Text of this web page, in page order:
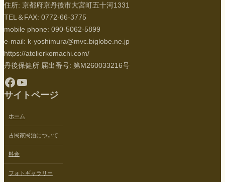
住所: 京都府京丹後市大宮町五十河1331
TEL＆FAX: 0772-66-3775
mobile phone: 090-5062-5899
e-mail: k-yoshimura@mvc.biglobe.ne.jp
https://atelierkomachi.com/
丹後保健所 届出番号: 第M260033216号
Facebook YouTube
サイトページ
ホーム
古民家民泊について
料金
フォトギャラリー